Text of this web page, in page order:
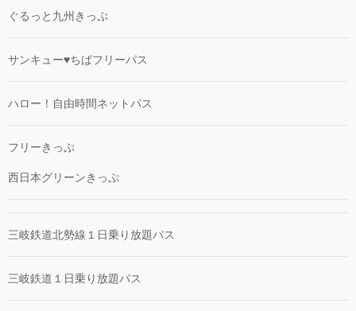
ぐるっと九州きっぷ
サンキュー♥ちばフリーパス
ハロー！自由時間ネットパス
フリーきっぷ
西日本グリーンきっぷ
三岐鉄道北勢線１日乗り放題パス
三岐鉄道１日乗り放題パス